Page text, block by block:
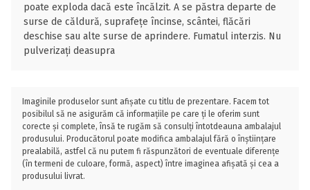
poate exploda dacă este încălzit. A se păstra departe de
surse de căldură, suprafețe încinse, scântei, flăcări
deschise sau alte surse de aprindere. Fumatul interzis. Nu
pulverizați deasupra
Imaginile produselor sunt afișate cu titlu de prezentare. Facem tot
posibilul să ne asigurăm că informațiile pe care ți le oferim sunt
corecte și complete, însă te rugăm să consulți întotdeauna ambalajul
produsului. Producătorul poate modifica ambalajul fără o înștiințare
prealabilă, astfel că nu putem fi răspunzători de eventuale diferențe
(în termeni de culoare, formă, aspect) între imaginea afișată și cea a
produsului livrat.